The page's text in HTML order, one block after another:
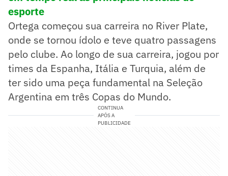
esporte
Ortega começou sua carreira no River Plate,
onde se tornou ídolo e teve quatro passagens
pelo clube. Ao longo de sua carreira, jogou por
times da Espanha, Itália e Turquia, além de
ter sido uma peça fundamental na Seleção
Argentina em três Copas do Mundo.
CONTINUA
APÓS A
PUBLICIDADE